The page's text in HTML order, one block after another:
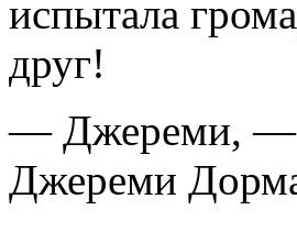
испытала
друг!
— Джереми, —
Джереми